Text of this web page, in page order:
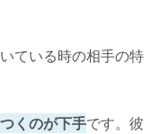
ている時の相手の特
くのが下手です。彼